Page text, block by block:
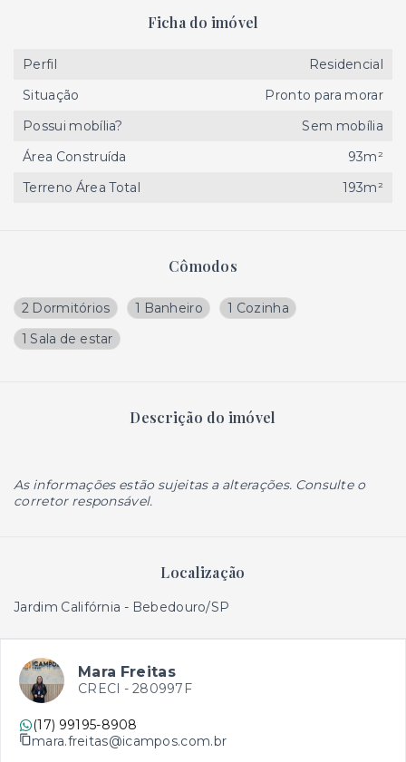
Cômodos
2 Dormitórios 1 Banheiro
1 Cozinha
1 Sala de estar
Descrição do imóvel
As informações estão sujeitas a alterações. Consulte o
corretor responsável.
Localização
Jardim Califórnia - Bebedouro/SP
Ficha do imóvel
Perfil
Residencial
Situação
Pronto para morar
Possui mobília?
Sem mobília
Área Construída
93m²
Terreno Área Total
193m²
Mara Freitas
CRECI - 280997F
(17) 99195-8908
mara.freitas@icampos.com.br